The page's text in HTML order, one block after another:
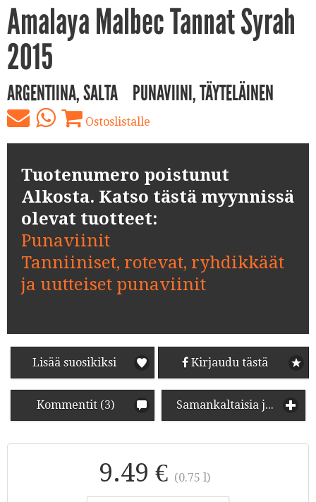
Amalaya Malbec Tannat Syrah
2015
ARGENTIINA, SALTA PUNAVIINI, TÄYTELÄINEN
Ostoslistalle
Tuotenumero poistunut
Alkosta. Katso tästä myynnissä
olevat tuotteet:
Punaviinit
Tanniiniset, rotevat, ryhdikkäät
ja uutteiset punaviinit
Lisää suosikiksi Kirjaudu tästä
Kommentit (3) Samankaltaisia juomia
9.49 € (0.75 l)